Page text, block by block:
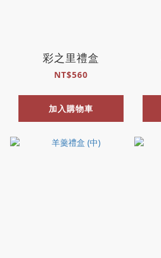
彩之里禮盒
NT$560
加入購物車